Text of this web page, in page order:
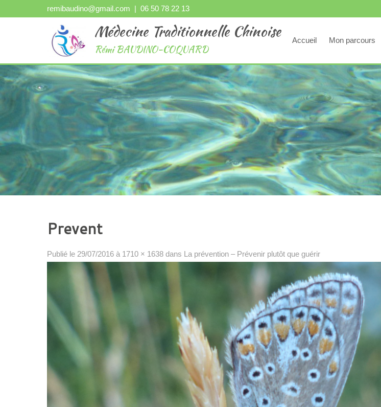
remibaudino@gmail.com | 06 50 78 22 13
Médecine Traditionnelle Chinoise
Rémi BAUDINO-COQUARD
Accueil Mon parcours
Prevent
Publié le 29/07/2016 à 1710 × 1638 dans La prévention – Prévenir plutôt que guérir